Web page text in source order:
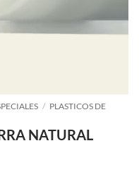
/ PLASTICOS DE
NATURAL